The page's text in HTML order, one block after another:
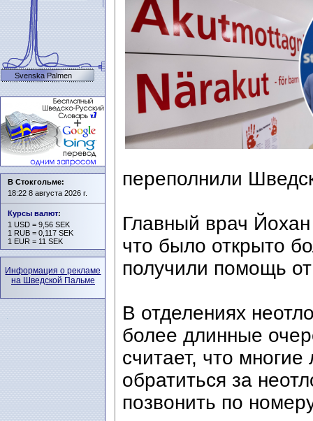
переполнили
Главный врач
что было открыто
получили помощь
В отделениях
более длинные
считает, что
обратиться за
позвонить по
Svenska Palmen
В Стокгольме:
18:22 8 августа 2026 г.
Курсы валют:
1 USD = 9,56 SEK
1 RUB = 0,117 SEK
1 EUR = 11 SEK
Информация о рекламе
на Шведской Пальме